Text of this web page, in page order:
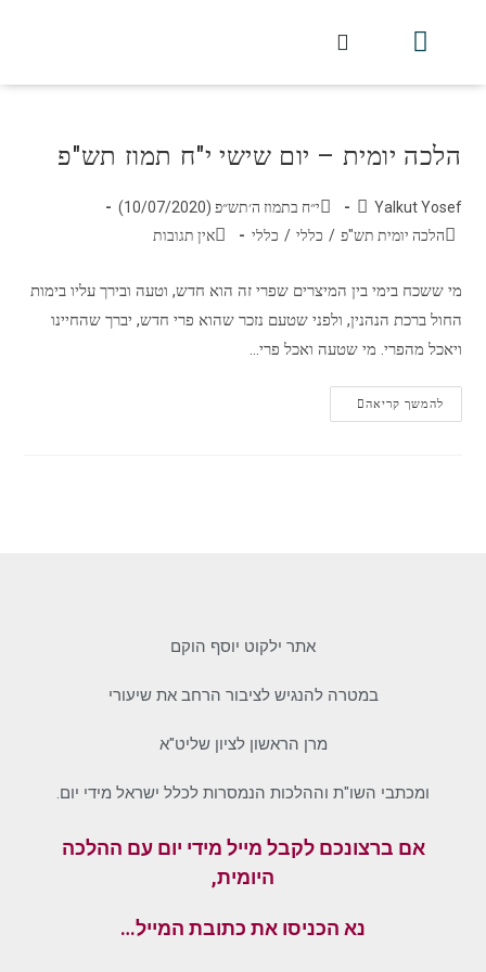
הלכה יומית – יום שישי י"ח תמוז תש"פ
Yalkut Yosef
י״ח בתמוז ה׳תש״פ (10/07/2020)
הלכה יומית תש"פ / כללי / כללי אין תגובות
מי ששכח בימי בין המיצרים שפרי זה הוא חדש, וטעה ובירך עליו בימות
החול ברכת הנהנין, ולפני שטעם נזכר שהוא פרי חדש, יברך שהחיינו
ויאכל מהפרי. מי שטעה ואכל פרי…
להמשך קריאה
אתר ילקוט יוסף הוקם
במטרה להנגיש לציבור הרחב את שיעורי
מרן הראשון לציון שליט"א
ומכתבי השו"ת וההלכות הנמסרות לכלל ישראל מידי יום.
אם ברצונכם לקבל מייל מידי יום עם ההלכה
היומית,
נא הכניסו את כתובת המייל…